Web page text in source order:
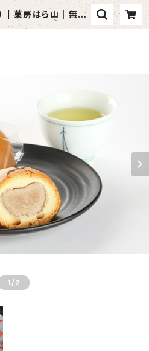
| 菓房はら山｜無添
だわる和菓子通販
1 /2